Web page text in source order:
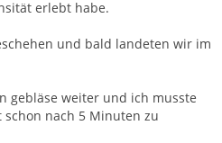
erlebt habe.
und bald landeten wir im
gebläse weiter und ich musste
nach 5 Minuten zu